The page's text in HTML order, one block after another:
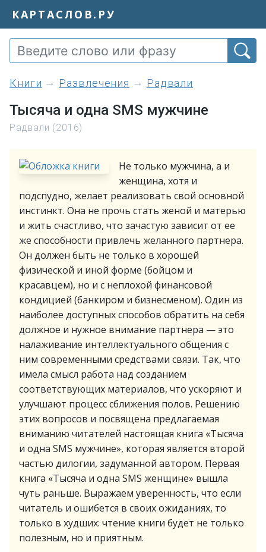
КАРТАСЛОВ.РУ
книги Развлечения Радвали
Тысяча и одна SMS мужчине
Радвали (2016)
Не только мужчина, а и
женщина, хотя и
подспудно, желает реализовать свой основной
инстинкт. Она не прочь стать женой и матерью
и жить счастливо, что зачастую зависит от ее
же способности привлечь желанного партнера.
Он должен быть не только в хорошей
физической и иной форме (бойцом и
красавцем), но и с неплохой финансовой
кондицией (банкиром и бизнесменом). Один из
наиболее доступных способов обратить на себя
должное и нужное внимание партнера — это
налаживание интеллектуального общения с
ним современными средствами связи. Так, что
имела смысл работа над созданием
соответствующих материалов, что ускоряют и
улучшают процесс сближения полов. Решению
этих вопросов и посвящена предлагаемая
вниманию читателей настоящая книга «Тысяча
и одна SMS мужчине», которая является второй
частью дилогии, задуманной автором. Первая
книга «Тысяча и одна SMS женщине» вышла
чуть раньше. Выражаем уверенность, что если
читатель и ошибется в своих ожиданиях, то
только в худших: чтение книги будет не только
полезным, но и приятным.